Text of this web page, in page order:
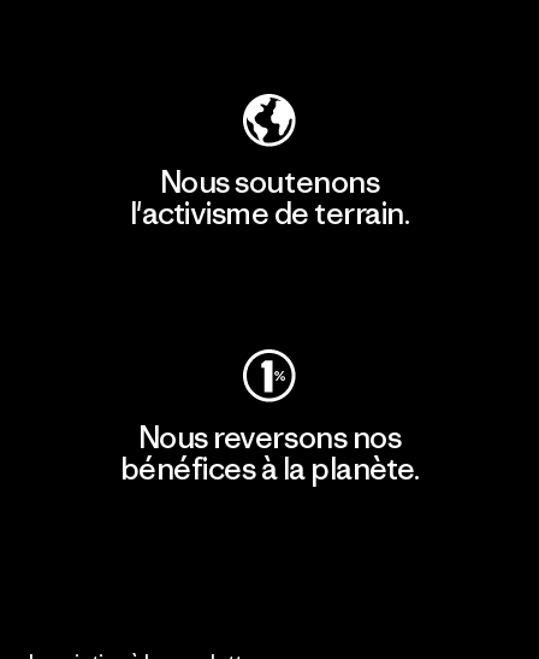
Nous soutenons
l'activisme de terrain.
Nous reversons nos
bénéfices à la planète.